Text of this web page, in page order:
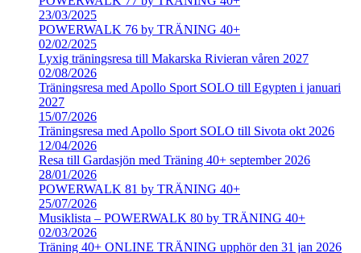
23/03/2025
POWERWALK 76 by TRÄNING 40+
02/02/2025
Lyxig träningsresa till Makarska Rivieran våren 2027
02/08/2026
Träningsresa med Apollo Sport SOLO till Egypten i januari
2027
15/07/2026
Träningsresa med Apollo Sport SOLO till Sivota okt 2026
12/04/2026
Resa till Gardasjön med Träning 40+ september 2026
28/01/2026
POWERWALK 81 by TRÄNING 40+
25/07/2026
Musiklista – POWERWALK 80 by TRÄNING 40+
02/03/2026
Träning 40+ ONLINE TRÄNING upphör den 31 jan 2026